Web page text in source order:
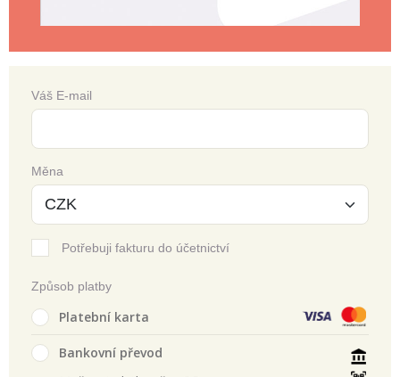
Váš E-mail
Měna
Potřebuji fakturu do účetnictví
Způsob platby
Platební karta
Bankovní převod